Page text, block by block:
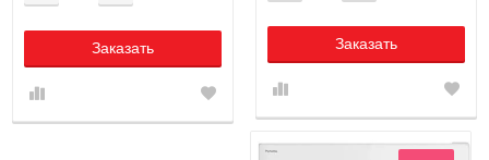
Заказать Заказать